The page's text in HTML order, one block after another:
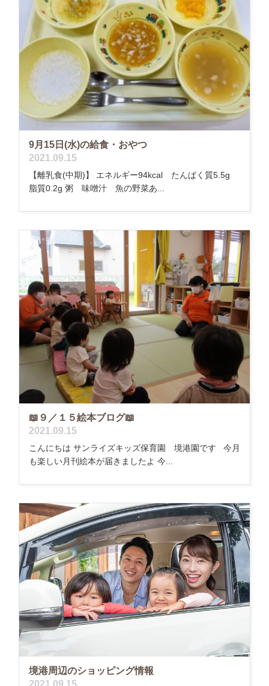
9月15日(水)の給食・おやつ
2021.09.15
【離乳食(中期)】 エネルギー94kcal たんぱく質5.5g
脂質0.2g 粥 味噌汁 魚の野菜あ...
📖９／１５絵本ブログ📖
2021.09.15
こんにちは サンライズキッズ保育園 境港園です 今月
も楽しい月刊絵本が届きましたよ 今...
境港周辺のショッピング情報